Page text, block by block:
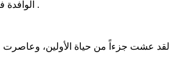
الوافدة في قطاع الأغذية والأشربة، وظهرت قاعات وصالات متعددة الأحجام والأغراض تقام فيها الكثير من المناسبات الاجتماعية، وتقدم فيها أصناف الولائم والأطعمة والأشربة .